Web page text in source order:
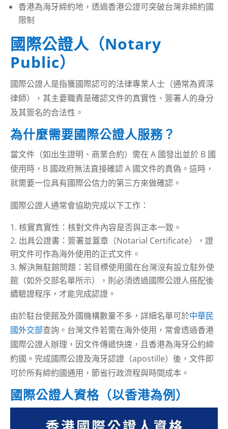
香港為海牙締約地，透過香港公證可突破台灣非締約國
限制
國際公證人（Notary
Public）
國際公證人是指獲國際認可的法律專業人士（通常為資深
律師），其主要職責是確認文件的真實性、簽署人的身分
及其簽名的合法性。
為什麼需要國際公證人服務？
當文件（如出生證明、商業合約）需在 A 國發出並於 B 國
使用時，B 國政府無法直接確認 A 國文件的真偽。這時，
就需要一位具有國際公信力的第三方來做確認。
國際公證人通常會協助完成以下工作：
核實真實性：核對文件內容是否與正本一致。
出具公證書：簽署並蓋章（Notarial Certificate），證
明文件可作為海外使用的正式文件。
解決無駐館問題：若目標使用國在台灣沒有設立駐外使
館（如外交部名單所示），則必須透過國際公證人搭配後
續驗證程序，才能完成認證。
由於駐台使館及外國機構數量不多，詳細名單可於中華民
國外交部查詢。台灣文件若需在海外使用，常會透過香港
國際公證人辦理，因文件傳遞快速，且香港為海牙公約締
約國。完成國際公證及海牙認證（apostille）後，文件即
可於所有締約國通用，節省行政流程與時間成本。
國際公證人資格（以香港為例）